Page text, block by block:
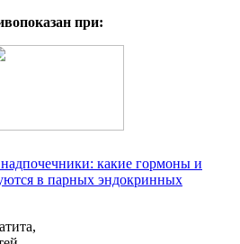
при:
какие гормоны и
в парных эндокринных